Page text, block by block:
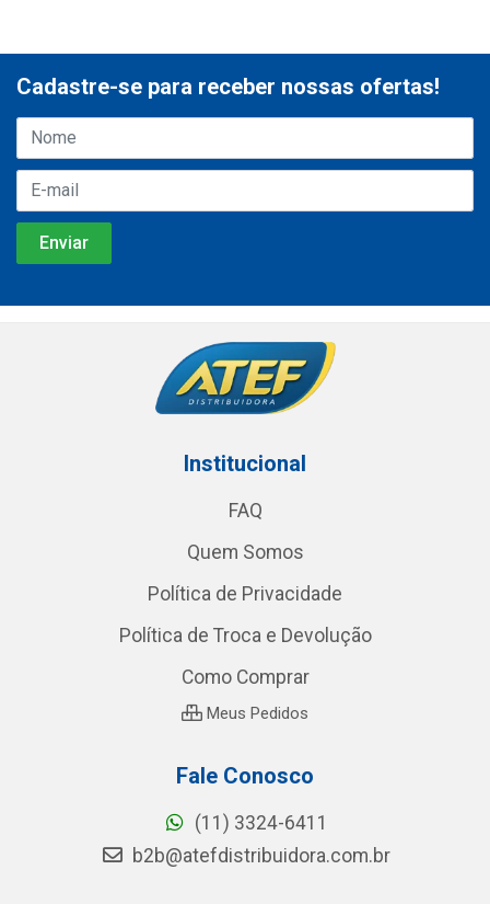
Cadastre-se para receber nossas ofertas!
Institucional
FAQ
Quem Somos
Política de Privacidade
Política de Troca e Devolução
Como Comprar
Meus Pedidos
Fale Conosco
(11) 3324-6411
b2b@atefdistribuidora.com.br